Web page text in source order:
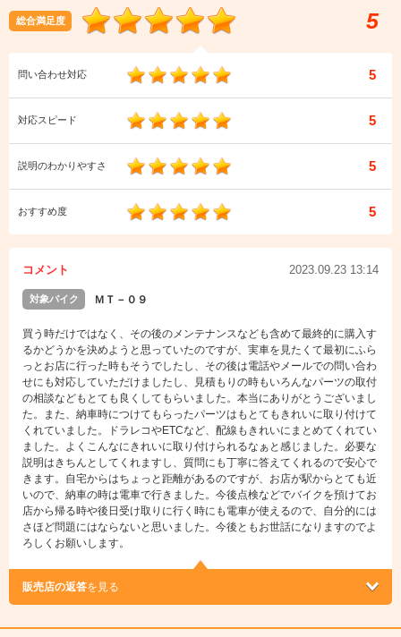
総合満足度 5
問い合わせ対応 5
対応スピード 5
説明のわかりやすさ 5
おすすめ度 5
コメント 2023.09.23 13:14
対象バイク ＭＴ－０９
買う時だけではなく、その後のメンテナンスなども含めて最終的に購入す
るかどうかを決めようと思っていたのですが、実車を見たくて最初にふら
っとお店に行った時もそうでしたし、その後は電話やメールでの問い合わ
せにも対応していただけましたし、見積もりの時もいろんなパーツの取付
の相談などもとても良くしてもらいました。本当にありがとうございまし
た。また、納車時につけてもらったパーツはもとてもきれいに取り付けて
くれていました。ドラレコやETCなど、配線もきれいにまとめてくれてい
ました。よくこんなにきれいに取り付けられるなぁと感じました。必要な
説明はきちんとしてくれますし、質問にも丁寧に答えてくれるので安心で
きます。自宅からはちょっと距離があるのですが、お店が駅からとても近
いので、納車の時は電車で行きました。今後点検などでバイクを預けてお
店から帰る時や後日受け取りに行く時にも電車が使えるので、自分的には
さほど問題にはならないと思いました。今後ともお世話になりますのでよ
ろしくお願いします。
販売店の返答を見る